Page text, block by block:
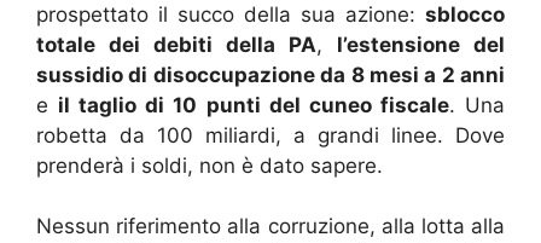
prospettato il succo della sua azione: sblocco
totale dei debiti della PA, l’estensione del
sussidio di disoccupazione da 8 mesi a 2 anni
e il taglio di 10 punti del cuneo fiscale. Una
robetta da 100 miliardi, a grandi linee. Dove
prenderà i soldi, non è dato sapere.
Nessun riferimento alla corruzione, alla lotta alla